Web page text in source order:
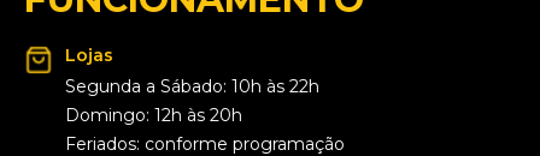
Lojas
Segunda a Sábado: 10h às 22h
Domingo: 12h às 20h
Feriados: conforme programação